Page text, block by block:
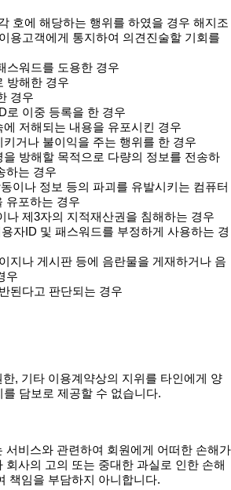
호에 해당하는 행위를 하였을 경우 해지조
용고객에게 통지하여 의견진술할 기회를
스워드를 도용한 경우
방해한 경우
경우
로 이중 등록을 한 경우
저해되는 내용을 유포시킨 경우
거나 불이익을 주는 행위를 한 경우
방해할 목적으로 다량의 정보를 전송하
하는 경우
이나 정보 등의 파괴를 유발시키는 컴퓨터
유포하는 경우
나 제3자의 지적재산권을 침해하는 경우
자ID 및 패스워드를 부정하게 사용하는 경
지나 게시판 등에 음란물을 게재하거나 음
우
된다고 판단되는 경우
, 기타 이용계약상의 지위를 타인에게 양
담보로 제공할 수 없습니다.
서비스와 관련하여 회원에게 어떠한 손해가
회사의 고의 또는 중대한 과실로 인한 손해
책임을 부담하지 아니합니다.